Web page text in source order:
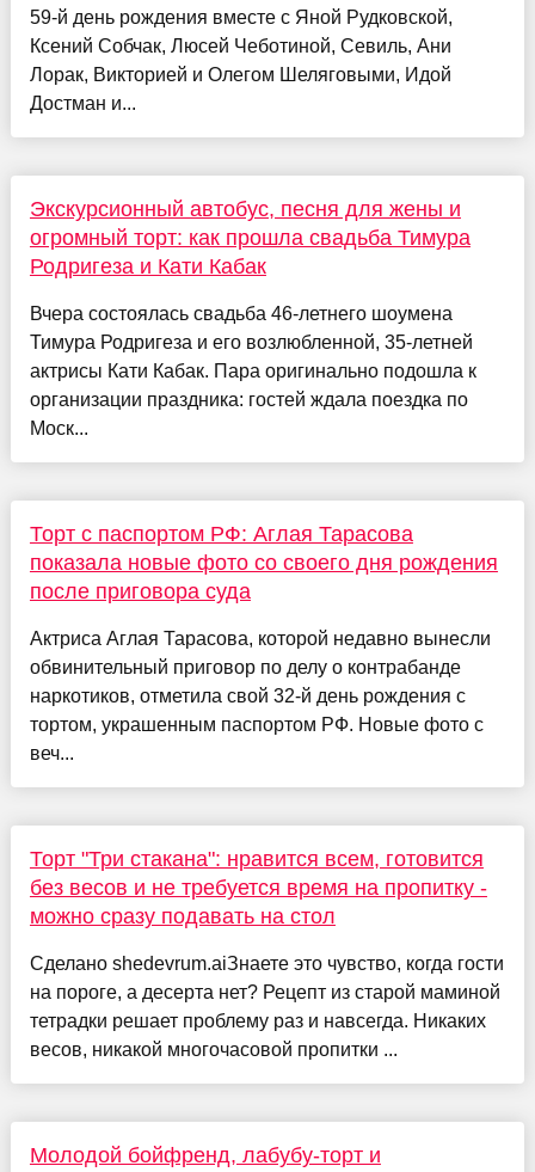
59-й день рождения вместе с Яной Рудковской,
Ксений Собчак, Люсей Чеботиной, Севиль, Ани
Лорак, Викторией и Олегом Шеляговыми, Идой
Достман и...
Экскурсионный автобус, песня для жены и
огромный торт: как прошла свадьба Тимура
Родригеза и Кати Кабак
Вчера состоялась свадьба 46-летнего шоумена
Тимура Родригеза и его возлюбленной, 35-летней
актрисы Кати Кабак. Пара оригинально подошла к
организации праздника: гостей ждала поездка по
Моск...
Торт с паспортом РФ: Аглая Тарасова
показала новые фото со своего дня рождения
после приговора суда
Актриса Аглая Тарасова, которой недавно вынесли
обвинительный приговор по делу о контрабанде
наркотиков, отметила свой 32-й день рождения с
тортом, украшенным паспортом РФ. Новые фото с
веч...
Торт "Три стакана": нравится всем, готовится
без весов и не требуется время на пропитку -
можно сразу подавать на стол
Сделано shedevrum.aiЗнаете это чувство, когда гости
на пороге, а десерта нет? Рецепт из старой маминой
тетрадки решает проблему раз и навсегда. Никаких
весов, никакой многочасовой пропитки ...
Молодой бойфренд, лабубу-торт и